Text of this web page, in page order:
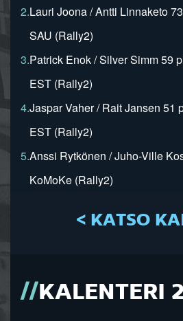
2.Lauri Joona / Antti Linnaketo
SAU (Rally2)
3.Patrick Enok / Silver Simm 59
EST (Rally2)
4.Jaspar Vaher / Rait Jansen 51
EST (Rally2)
5.Anssi Rytkönen / Juho-Ville
KoMoKe (Rally2)
< KATSO
KALENTERI